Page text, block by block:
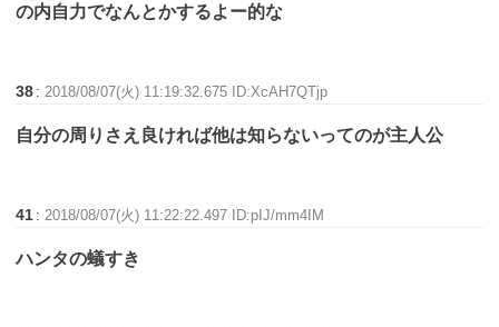
の内自力でなんとかするよー的な
38 : 2018/08/07(火) 11:19:32.675 ID:XcAH7QTjp
自分の周りさえ良ければ他は知らないってのが主人公
41 : 2018/08/07(火) 11:22:22.497 ID:pIJ/mm4IM
ハンタの蟻すき